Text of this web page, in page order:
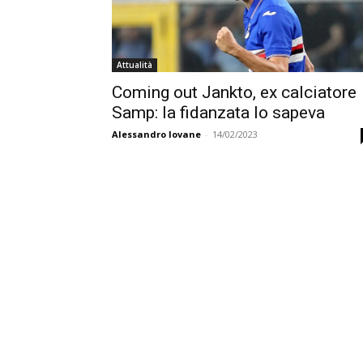
Attualità
Coming out Jankto, ex calciatore
Samp: la fidanzata lo sapeva
Alessandro Iovane - 14/02/2023